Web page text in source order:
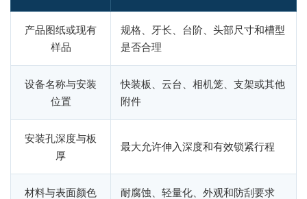
产品图纸或现有
样品
规格、牙长、台阶、头部尺寸和槽型
是否合理
设备名称与安装
位置
快装板、云台、相机笼、支架或其他
附件
安装孔深度与板
厚
最大允许伸入深度和有效锁紧行程
材料与表面颜色 耐腐蚀、轻量化、外观和防刮要求